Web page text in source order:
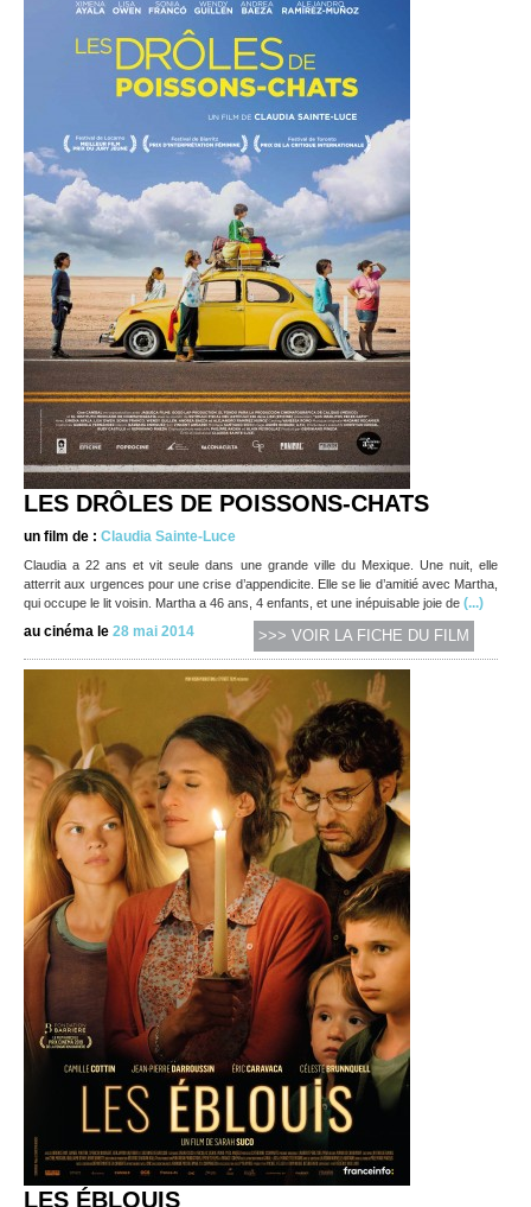
LES DRÔLES DE POISSONS-CHATS
un film de : Claudia Sainte-Luce
Claudia a 22 ans et vit seule dans une grande ville du Mexique. Une nuit, elle
atterrit aux urgences pour une crise d’appendicite. Elle se lie d’amitié avec Martha,
qui occupe le lit voisin. Martha a 46 ans, 4 enfants, et une inépuisable joie de (...)
au cinéma le 28 mai 2014 >>> VOIR LA FICHE DU FILM
LES ÉBLOUIS